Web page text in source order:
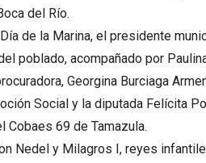
del Río.
de la Marina, el presidente
poblado, acompañado por
Georgina Burciaga
Social y la diputada Felícita
Cobaes 69 de Tamazula.
Nedel y Milagros I, reyes